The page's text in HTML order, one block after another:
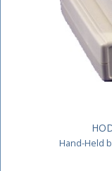
Hand-Held